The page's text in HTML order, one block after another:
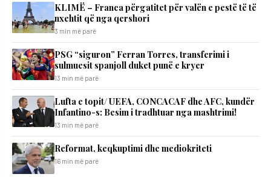
KLIMË – Franca përgatitet për valën e pestë të të
nxehtit që nga qershori
3 min më parë
PSG “siguron” Ferran Torres, transferimi i
sulmuesit spanjoll duket punë e kryer
13 min më parë
Lufta e topit/ UEFA, CONCACAF dhe AFC, kundër
Infantino-s: Besim i tradhtuar nga mashtrimi!
13 min më parë
Reformat, keqkuptimi dhe mediokriteti
16 min më parë